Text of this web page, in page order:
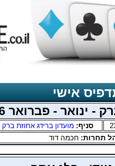
אישי
- ינואר - פברואר 2026
סניף: מועדון ברידג אחוזת ברק
תחרות: חכמה דוד